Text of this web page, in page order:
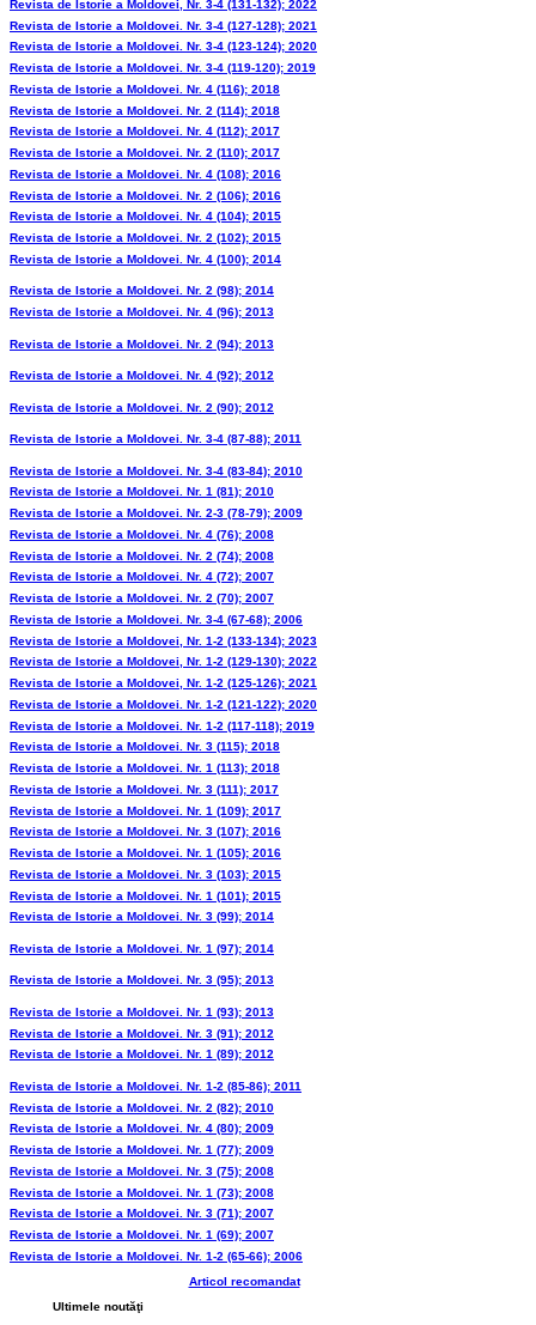
Revista de Istorie a Moldovei, Nr. 3-4 (131-132); 2022
Revista de Istorie a Moldovei. Nr. 3-4 (127-128); 2021
Revista de Istorie a Moldovei. Nr. 3-4 (123-124); 2020
Revista de Istorie a Moldovei. Nr. 3-4 (119-120); 2019
Revista de Istorie a Moldovei. Nr. 4 (116); 2018
Revista de Istorie a Moldovei. Nr. 2 (114); 2018
Revista de Istorie a Moldovei. Nr. 4 (112); 2017
Revista de Istorie a Moldovei. Nr. 2 (110); 2017
Revista de Istorie a Moldovei. Nr. 4 (108); 2016
Revista de Istorie a Moldovei. Nr. 2 (106); 2016
Revista de Istorie a Moldovei. Nr. 4 (104); 2015
Revista de Istorie a Moldovei. Nr. 2 (102); 2015
Revista de Istorie a Moldovei. Nr. 4 (100); 2014
Revista de Istorie a Moldovei. Nr. 2 (98); 2014
Revista de Istorie a Moldovei. Nr. 4 (96); 2013
Revista de Istorie a Moldovei. Nr. 2 (94); 2013
Revista de Istorie a Moldovei. Nr. 4 (92); 2012
Revista de Istorie a Moldovei. Nr. 2 (90); 2012
Revista de Istorie a Moldovei. Nr. 3-4 (87-88); 2011
Revista de Istorie a Moldovei. Nr. 3-4 (83-84); 2010
Revista de Istorie a Moldovei. Nr. 1 (81); 2010
Revista de Istorie a Moldovei. Nr. 2-3 (78-79); 2009
Revista de Istorie a Moldovei. Nr. 4 (76); 2008
Revista de Istorie a Moldovei. Nr. 2 (74); 2008
Revista de Istorie a Moldovei. Nr. 4 (72); 2007
Revista de Istorie a Moldovei. Nr. 2 (70); 2007
Revista de Istorie a Moldovei. Nr. 3-4 (67-68); 2006
Revista de Istorie a Moldovei, Nr. 1-2 (133-134); 2023
Revista de Istorie a Moldovei, Nr. 1-2 (129-130); 2022
Revista de Istorie a Moldovei, Nr. 1-2 (125-126); 2021
Revista de Istorie a Moldovei. Nr. 1-2 (121-122); 2020
Revista de Istorie a Moldovei. Nr. 1-2 (117-118); 2019
Revista de Istorie a Moldovei. Nr. 3 (115); 2018
Revista de Istorie a Moldovei. Nr. 1 (113); 2018
Revista de Istorie a Moldovei. Nr. 3 (111); 2017
Revista de Istorie a Moldovei. Nr. 1 (109); 2017
Revista de Istorie a Moldovei. Nr. 3 (107); 2016
Revista de Istorie a Moldovei. Nr. 1 (105); 2016
Revista de Istorie a Moldovei. Nr. 3 (103); 2015
Revista de Istorie a Moldovei. Nr. 1 (101); 2015
Revista de Istorie a Moldovei. Nr. 3 (99); 2014
Revista de Istorie a Moldovei. Nr. 1 (97); 2014
Revista de Istorie a Moldovei. Nr. 3 (95); 2013
Revista de Istorie a Moldovei. Nr. 1 (93); 2013
Revista de Istorie a Moldovei. Nr. 3 (91); 2012
Revista de Istorie a Moldovei. Nr. 1 (89); 2012
Revista de Istorie a Moldovei. Nr. 1-2 (85-86); 2011
Revista de Istorie a Moldovei. Nr. 2 (82); 2010
Revista de Istorie a Moldovei. Nr. 4 (80); 2009
Revista de Istorie a Moldovei. Nr. 1 (77); 2009
Revista de Istorie a Moldovei. Nr. 3 (75); 2008
Revista de Istorie a Moldovei. Nr. 1 (73); 2008
Revista de Istorie a Moldovei. Nr. 3 (71); 2007
Revista de Istorie a Moldovei. Nr. 1 (69); 2007
Revista de Istorie a Moldovei. Nr. 1-2 (65-66); 2006
Articol recomandat
Ultimele noutăţi